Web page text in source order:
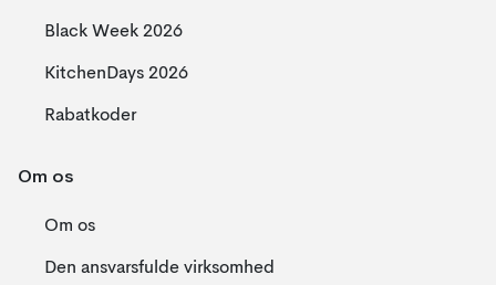
Black Week 2026
KitchenDays 2026
Rabatkoder
Om os
Om os
Den ansvarsfulde virksomhed